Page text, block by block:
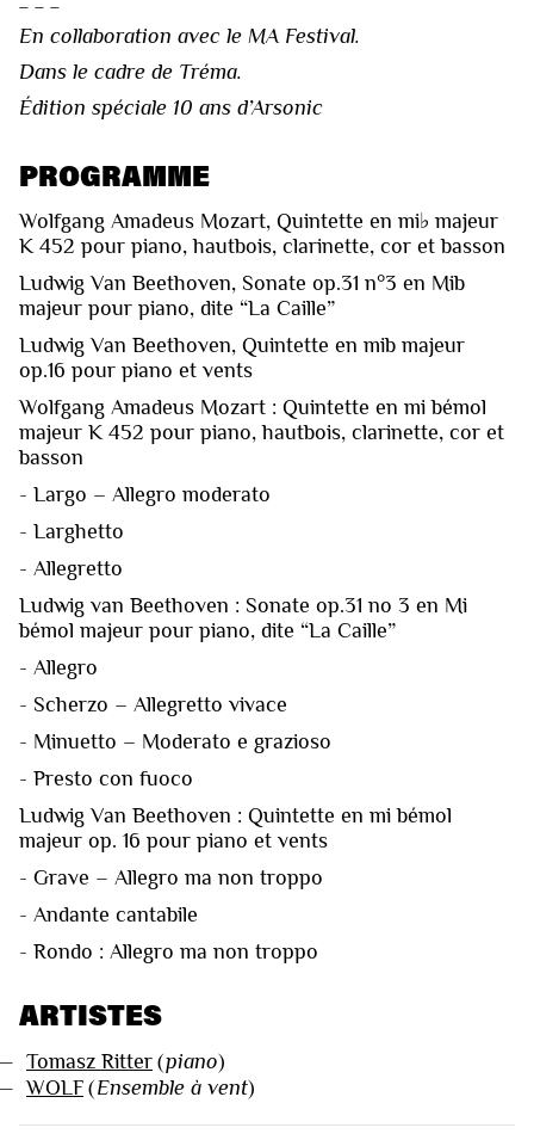
En collaboration avec le MA Festival.
Dans le cadre de Tréma.
Édition spéciale 10 ans d’Arsonic
PROGRAMME
Wolfgang Amadeus Mozart, Quintette en mi♭ majeur
K 452 pour piano, hautbois, clarinette, cor et basson
Ludwig Van Beethoven, Sonate op.31 n°3 en Mib
majeur pour piano, dite “La Caille”
Ludwig Van Beethoven, Quintette en mib majeur
op.16 pour piano et vents
Wolfgang Amadeus Mozart : Quintette en mi bémol
majeur K 452 pour piano, hautbois, clarinette, cor et
basson
- Largo – Allegro moderato
- Larghetto
- Allegretto
Ludwig van Beethoven : Sonate op.31 no 3 en Mi
bémol majeur pour piano, dite “La Caille”
- Allegro
- Scherzo – Allegretto vivace
- Minuetto – Moderato e grazioso
- Presto con fuoco
Ludwig Van Beethoven : Quintette en mi bémol
majeur op. 16 pour piano et vents
- Grave – Allegro ma non troppo
- Andante cantabile
- Rondo : Allegro ma non troppo
ARTISTES
Tomasz Ritter (piano)
WOLF (Ensemble à vent)